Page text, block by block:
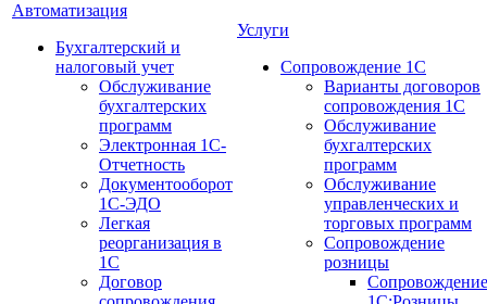
Автоматизация
Бухгалтерский и
налоговый учет
Обслуживание
бухгалтерских
программ
Электронная 1С-
Отчетность
Документооборот
1С-ЭДО
Легкая
реорганизация в
1С
Договор
Услуги
Сопровождение 1С
Варианты договоров
сопровождения 1С
Обслуживание
бухгалтерских
программ
Обслуживание
управленческих и
торговых программ
Сопровождение
розницы
Сопровождение